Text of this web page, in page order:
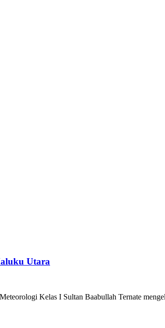
Utara
Kelas I Sultan Baabullah Ternate